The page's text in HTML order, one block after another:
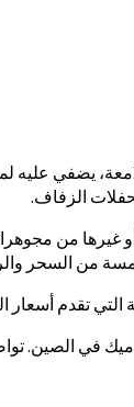
يضفي عليه
الزفاف.
غيرها من
من السحر
في الصين.